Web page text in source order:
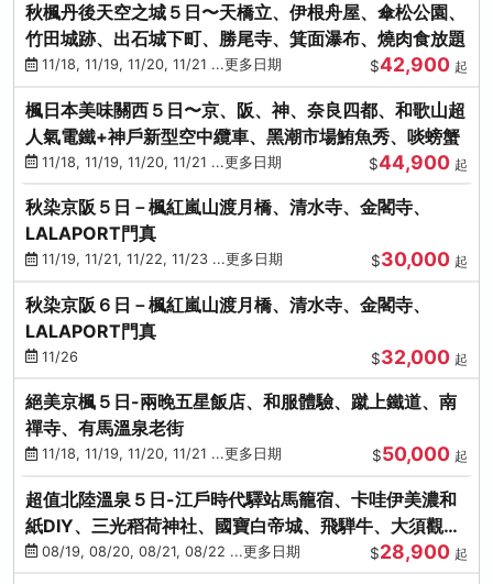
秋楓丹後天空之城５日〜天橋立、伊根舟屋、傘松公園、
竹田城跡、出石城下町、勝尾寺、箕面瀑布、燒肉食放題
11/18, 11/19, 11/20, 11/21 ...更多日期 $42,900 起
楓日本美味關西５日〜京、阪、神、奈良四都、和歌山超
人氣電鐵+神戶新型空中纜車、黑潮市場鮪魚秀、啖螃蟹
11/18, 11/19, 11/20, 11/21 ...更多日期 $44,900 起
秋染京阪５日－楓紅嵐山渡月橋、清水寺、金閣寺、
LALAPORT門真
11/19, 11/21, 11/22, 11/23 ...更多日期 $30,000 起
秋染京阪６日－楓紅嵐山渡月橋、清水寺、金閣寺、
LALAPORT門真
11/26 $32,000 起
絕美京楓５日-兩晚五星飯店、和服體驗、蹴上鐵道、南
禪寺、有馬溫泉老街
11/18, 11/19, 11/20, 11/21 ...更多日期 $50,000 起
超值北陸溫泉５日-江戶時代驛站馬籠宿、卡哇伊美濃和
紙DIY、三光稻荷神社、國寶白帝城、飛騨牛、大須觀音
街、下呂溫泉
08/19, 08/20, 08/21, 08/22 ...更多日期 $28,900 起